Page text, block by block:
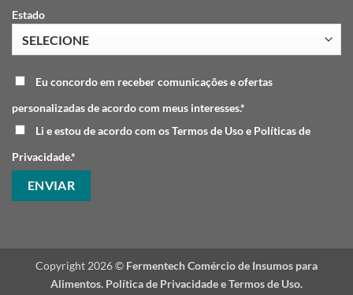
Estado
Eu concordo em receber comunicações e ofertas
personalizadas de acordo com meus interesses.*
Li e estou de acordo com os Termos de Uso e Políticas de
Privacidade.*
Copyright 2026 © Fermentech Comércio de Insumos para
Alimentos. Política de PrivacidadeeTermos de Uso.